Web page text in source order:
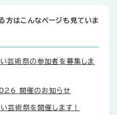
方はこんなページも見ていま
芸術祭の参加者を募集しま
開催のお知らせ
芸術祭を開催します！